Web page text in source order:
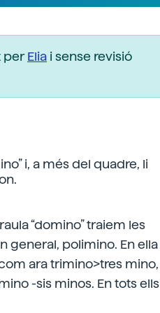
perElia i sense revisió
i, a més del quadre, li
“domino” traiem les
general, polimino. En ella
ara trimino>tres mino,
-sis minos. En tots ells